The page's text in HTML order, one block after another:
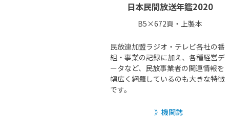
日本民間放送年鑑2020
B5×672頁・上製本
民放連加盟ラジオ・テレビ各社の番
組・事業の記録に加え、各種経営デ
ータなど、民放事業者の関連情報を
幅広く網羅しているのも大きな特徴
です。
機関誌